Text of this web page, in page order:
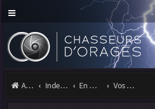
Accueil Index du forum En marge des orages Vos sites, projets, expositions